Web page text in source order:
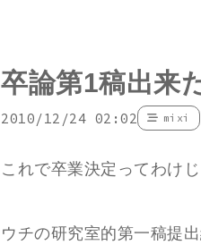
卒論第1稿出来
2010/12/24 02:02 mixi
これで卒業決定ってわけ
ウチの研究室的第一稿提